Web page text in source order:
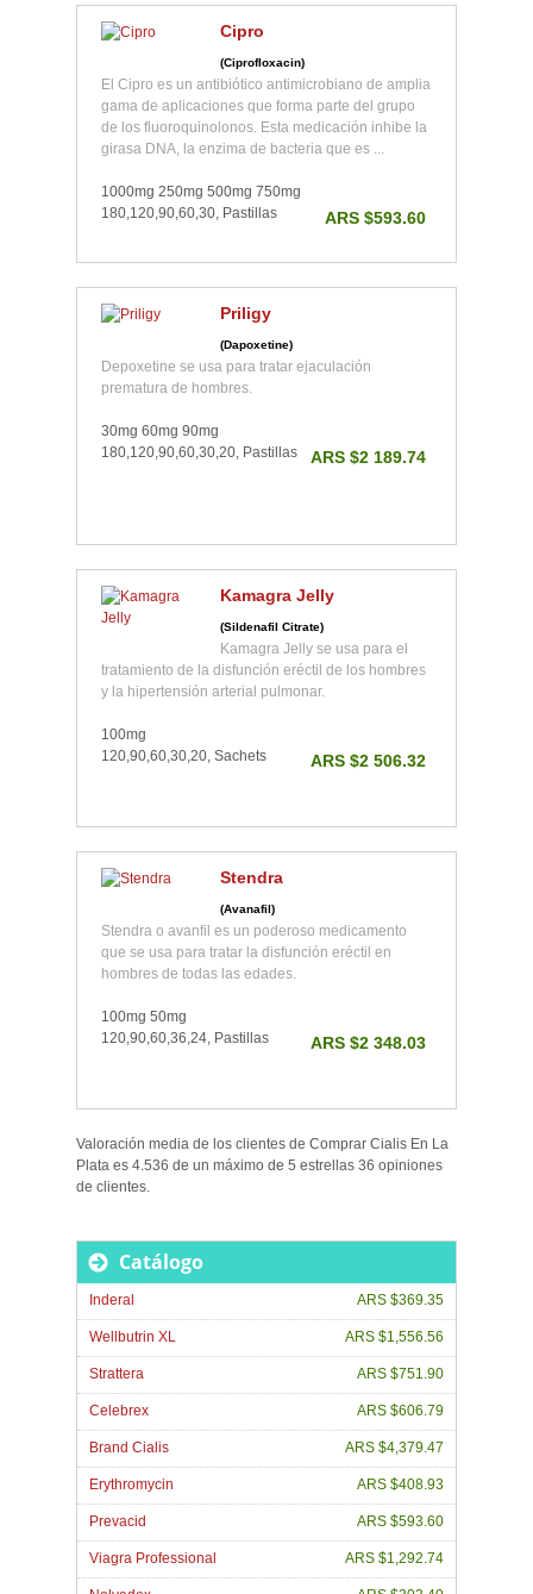
Cipro
(Ciprofloxacin)
El Cipro es un antibiótico antimicrobiano de amplia
gama de aplicaciones que forma parte del grupo
de los fluoroquinolonos. Esta medicación inhibe la
girasa DNA, la enzima de bacteria que es ...
1000mg 250mg 500mg 750mg
180,120,90,60,30, Pastillas
ARS $593.60
Priligy
(Dapoxetine)
Depoxetine se usa para tratar ejaculación
prematura de hombres.
30mg 60mg 90mg
180,120,90,60,30,20, Pastillas
ARS $2 189.74
Kamagra Jelly
(Sildenafil Citrate)
Kamagra Jelly se usa para el
tratamiento de la disfunción eréctil de los hombres
y la hipertensión arterial pulmonar.
100mg
120,90,60,30,20, Sachets
ARS $2 506.32
Stendra
(Avanafil)
Stendra o avanfil es un poderoso medicamento
que se usa para tratar la disfunción eréctil en
hombres de todas las edades.
100mg 50mg
120,90,60,36,24, Pastillas
ARS $2 348.03
Valoración media de los clientes de Comprar Cialis En La
Plata es 4.536 de un máximo de 5 estrellas 36 opiniones
de clientes.
Catálogo
Inderal ARS $369.35
Wellbutrin XL ARS $1,556.56
Strattera ARS $751.90
Celebrex ARS $606.79
Brand Cialis ARS $4,379.47
Erythromycin ARS $408.93
Prevacid ARS $593.60
Viagra Professional ARS $1,292.74